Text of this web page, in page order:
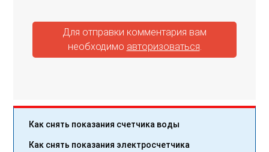
Для отправки комментария вам
необходимо авторизоваться
Как снять показания счетчика воды
Как снять показания электросчетчика